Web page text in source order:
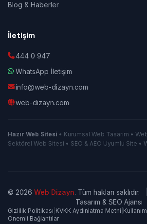
Blog & Haberler
İletişim
444 0 947
WhatsApp İletişim
info@web-dizayn.com
web-dizayn.com
Hazır Web Sitesi • Kurumsal Web Tasarım •
Sektörel Web Sitesi • SEO & AEO Uyumlu Site •
© 2026 Web Dizayn. Tüm hakları saklıdır.
Tasarım & SEO Ajansı
Gizlilik Politikası KVKK Aydınlatma Metni
Önemli Bağlantılar